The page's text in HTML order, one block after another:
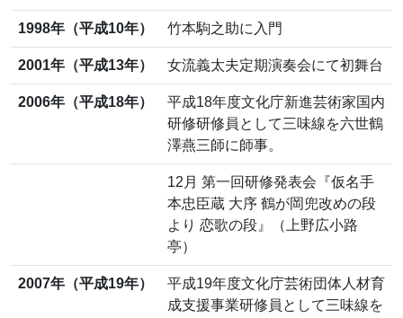
1998年（平成10年） 竹本駒之助に入門
2001年（平成13年） 女流義太夫定期演奏会にて初舞台
2006年（平成18年）
平成18年度文化庁新進芸術家国内
研修研修員として三味線を六世鶴
澤燕三師に師事。
12月 第一回研修発表会『仮名手
本忠臣蔵 大序 鶴が岡兜改めの段
より 恋歌の段』（上野広小路
亭）
2007年（平成19年）
平成19年度文化庁芸術団体人材育
成支援事業研修員として三味線を